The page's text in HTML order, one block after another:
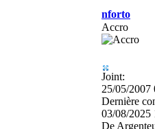
nforto
Accro
Joint:
25/05/2007
Dernière
03/08/2025
De